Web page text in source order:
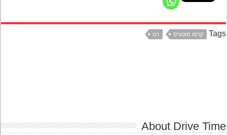
קרסו מוטורס רנו
About Drive